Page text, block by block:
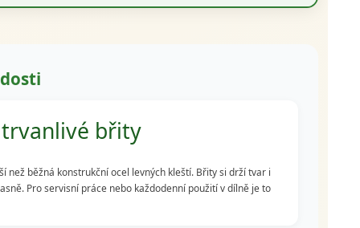
břity
než běžná konstrukční ocel levných kleští. Břity si drží tvar i
Pro servisní práce nebo každodenní použití v dílně je to